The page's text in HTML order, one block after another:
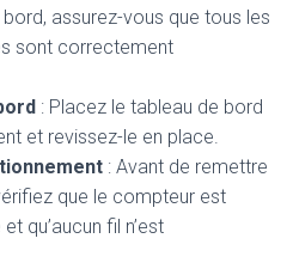
assurez-vous que tous les
sont correctement
: Placez le tableau de bord
et revissez-le en place.
: Avant de remettre
que le compteur est
qu’aucun fil n’est